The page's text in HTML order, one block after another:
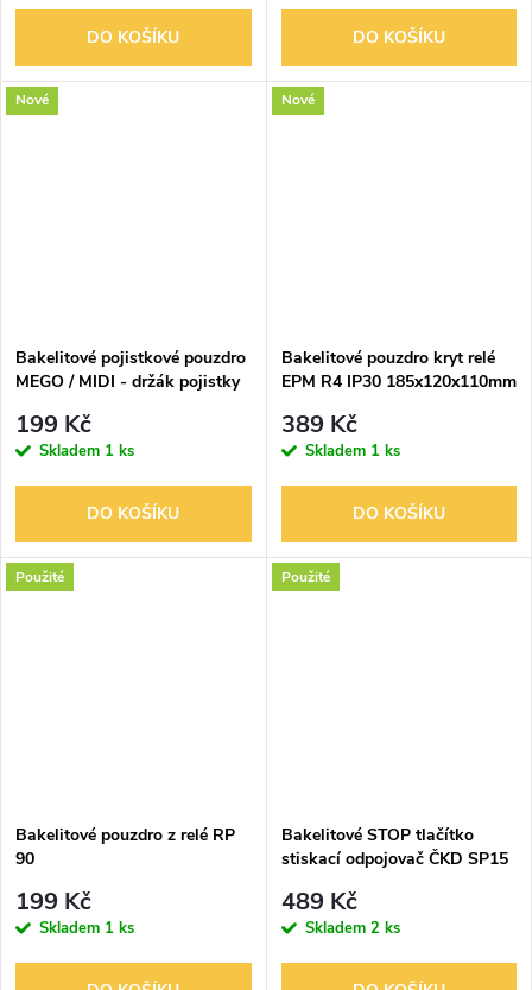
DO KOŠÍKU DO KOŠÍKU
Nové
Bakelitové pojistkové pouzdro
MEGO / MIDI - držák pojistky
199 Kč
Skladem 1 ks
DO KOŠÍKU
Nové
Bakelitové pouzdro kryt relé
EPM R4 IP30 185x120x110mm
389 Kč
Skladem 1 ks
DO KOŠÍKU
Použité
Bakelitové pouzdro z relé RP
90
199 Kč
Skladem 1 ks
Použité
Bakelitové STOP tlačítko
stiskací odpojovač ČKD SP15
489 Kč
Skladem 2 ks